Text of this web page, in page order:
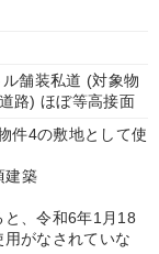
舗装私道 (対象物
路) ほぼ等高接面
件4の敷地として使
建築
と、令和6年1月18
がなされていな